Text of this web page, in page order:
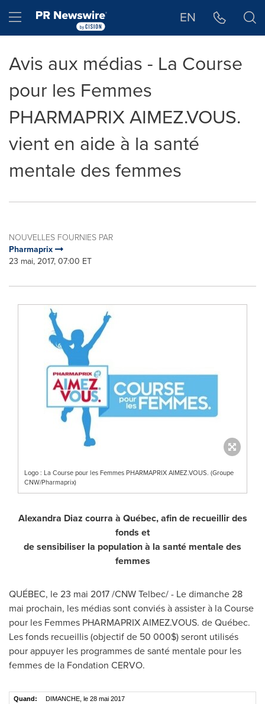
Hamburger menu EN
Avis aux médias - La Course
pour les Femmes
PHARMAPRIX AIMEZ.VOUS.
vient en aide à la santé
mentale des femmes
NOUVELLES FOURNIES PAR
Pharmaprix
23 mai, 2017, 07:00 ET
Logo : La Course pour les Femmes PHARMAPRIX AIMEZ.VOUS. (Groupe
CNW/Pharmaprix)
Alexandra Diaz courra à Québec, afin de recueillir des
fonds et
de sensibiliser la population à la santé mentale des
femmes
QUÉBEC, le 23 mai 2017 /CNW Telbec/ - Le dimanche 28
mai prochain, les médias sont conviés à assister à la Course
pour les Femmes PHARMAPRIX AIMEZ.VOUS. de Québec.
Les fonds recueillis (objectif de 50 000$) seront utilisés
pour appuyer les programmes de santé mentale pour les
femmes de la Fondation CERVO.
Quand: DIMANCHE, le 28 mai 2017